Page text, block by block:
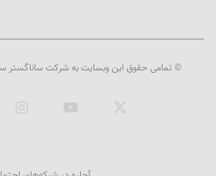
© تمامی حقوق این وبسایت به شرکت ساناگستر
یوتیوب